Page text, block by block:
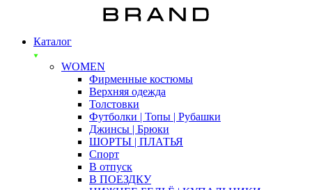
Каталог
WOMEN
Фирменные костюмы
Верхняя одежда
Толстовки
Футболки | Топы | Рубашки
Джинсы | Брюки
ШОРТЫ | ПЛАТЬЯ
Спорт
В отпуск
В ПОЕЗДКУ